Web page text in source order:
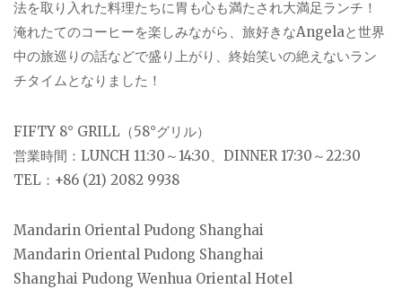
法を取り入れた料理たちに胃も心も満たされ大満足ランチ！
淹れたてのコーヒーを楽しみながら、旅好きなAngelaと世界
中の旅巡りの話などで盛り上がり、終始笑いの絶えないラン
チタイムとなりました！
FIFTY 8° GRILL（58°グリル）
営業時間：LUNCH 11:30～14:30、DINNER 17:30～22:30
TEL：+86 (21) 2082 9938
Mandarin Oriental Pudong Shanghai
Mandarin Oriental Pudong Shanghai
Shanghai Pudong Wenhua Oriental Hotel